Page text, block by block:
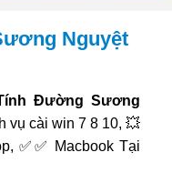
Nguyệt
Đường Sương
vụ cài win 7 8 10, 💥
✅✅ Macbook Tại